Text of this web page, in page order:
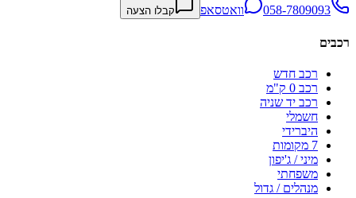
058-7809093 וואטסאפ קבלו הצעה
רכבים
רכב חדש
רכב 0 ק"מ
רכב יד שניה
חשמלי
היברידי
7 מקומות
מיני / ג'יפון
משפחתי
מנהלים / גדול